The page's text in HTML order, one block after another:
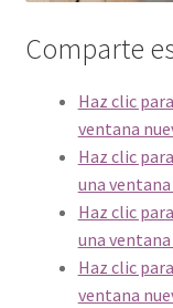
Comparte
Haz clic
ventana
Haz clic
una ventana
Haz clic
una ventana
Haz clic
ventana